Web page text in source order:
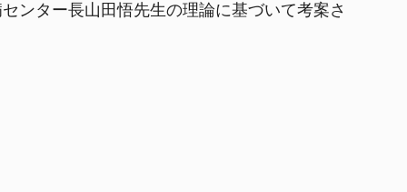
ンター長山田悟先生の理論に基づいて考案さ